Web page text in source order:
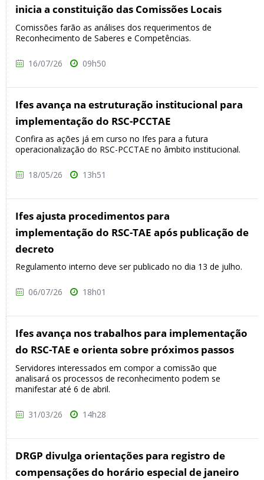
inicia a constituição das Comissões Locais
Comissões farão as análises dos requerimentos de
Reconhecimento de Saberes e Competências.
16/07/26 09h50
Ifes avança na estruturação institucional para
implementação do RSC-PCCTAE
Confira as ações já em curso no Ifes para a futura
operacionalização do RSC-PCCTAE no âmbito institucional.
18/05/26 13h51
Ifes ajusta procedimentos para
implementação do RSC-TAE após publicação de
decreto
Regulamento interno deve ser publicado no dia 13 de julho.
06/07/26 18h01
Ifes avança nos trabalhos para implementação
do RSC-TAE e orienta sobre próximos passos
Servidores interessados em compor a comissão que
analisará os processos de reconhecimento podem se
manifestar até 6 de abril.
31/03/26 14h28
DRGP divulga orientações para registro de
compensações do horário especial de janeiro